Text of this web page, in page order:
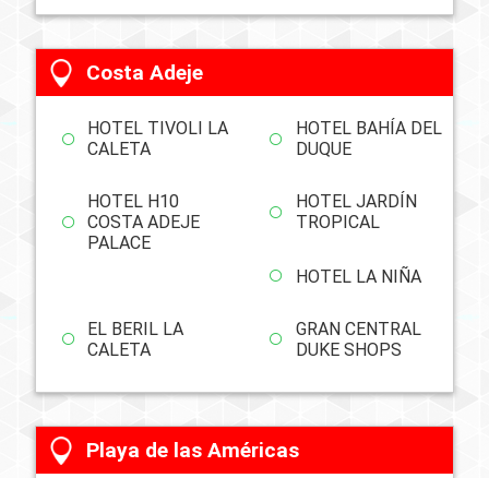
Costa Adeje
HOTEL TIVOLI LA
CALETA
HOTEL BAHÍA DEL
DUQUE
HOTEL H10
COSTA ADEJE
PALACE
HOTEL JARDÍN
TROPICAL
HOTEL LA NIÑA
EL BERIL LA
CALETA
GRAN CENTRAL
DUKE SHOPS
Playa de las Américas